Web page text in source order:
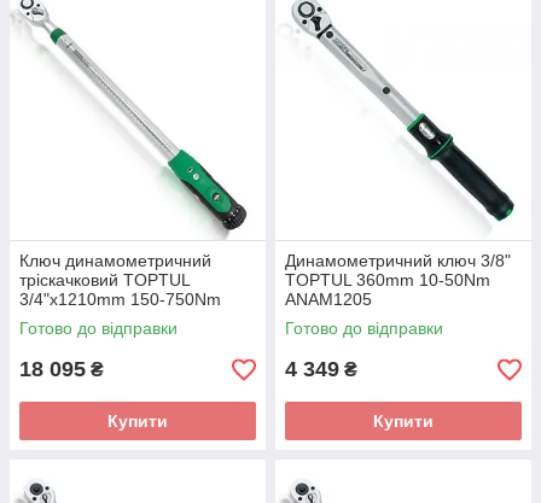
Ключ динамометричний
тріскачковий TOPTUL
3/4"x1210mm 150-750Nm
ANAU2475
Готово до відправки
18 095 ₴
Купити
Динамометричний ключ 3/8"
TOPTUL 360mm 10-50Nm
ANAM1205
Готово до відправки
4 349 ₴
Купити